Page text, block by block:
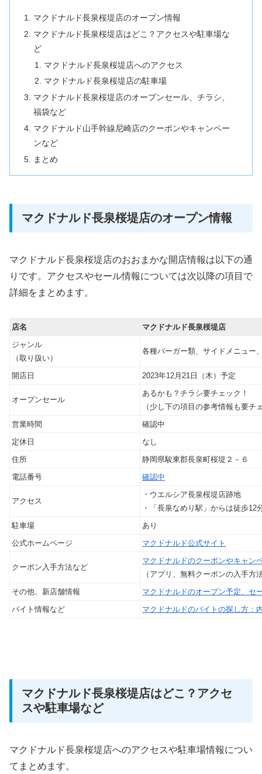
マクドナルド長泉桜堤店のオープン情報
マクドナルド長泉桜堤店はどこ？アクセスや駐車場な
ど
マクドナルド長泉桜堤店へのアクセス
マクドナルド長泉桜堤店の駐車場
マクドナルド長泉桜堤店のオープンセール、チラシ、
福袋など
マクドナルド山手幹線尼崎店のクーポンやキャンペー
ンなど
まとめ
マクドナルド長泉桜堤店のオープン情報
マクドナルド長泉桜堤店のおおまかな開店情報は以下の通
りです。アクセスやセール情報については次以降の項目で
詳細をまとめます。
店名
マクドナルド長泉桜堤店
ジャンル
（取り扱い）
各種バーガー類、サイドメニュー
開店日 2023年12月21日（木）予定
オープンセール
あるかも？チラシ要チェック！
（少し下の項目の参考情報も要チ
営業時間
確認中
定休日
なし
住所
静岡県駿東郡長泉町桜堤２－６
電話番号
確認中
アクセス
・ウエルシア長泉桜堤店跡地
・「長泉なめり駅」からは徒歩12
駐車場
あり
公式ホームページ
マクドナルド公式サイト
クーポン入手方法など
マクドナルドのクーポンやキャン
（アプリ、無料クーポンの入手方
その他、新店舗情報
マクドナルドのオープン予定、セ
バイト情報など
マクドナルドのバイトの探し方：
マクドナルド長泉桜堤店はどこ？アクセ
スや駐車場など
マクドナルド長泉桜堤店へのアクセスや駐車場情報につい
てまとめます。